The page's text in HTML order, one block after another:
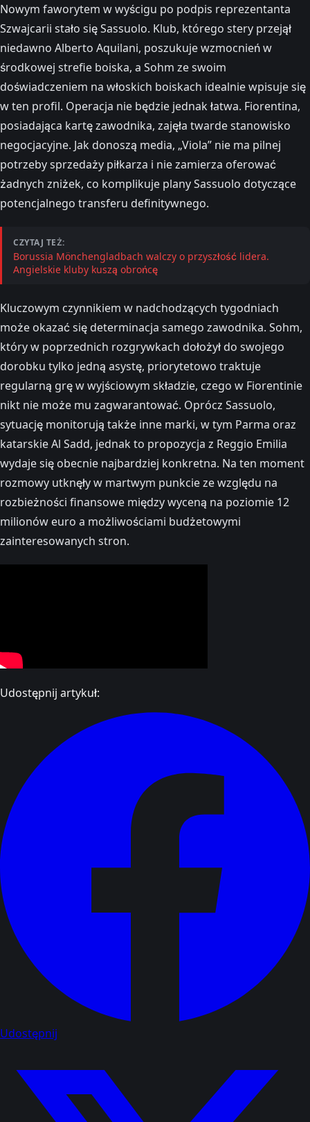
Nowym faworytem w wyścigu po podpis reprezentanta
Szwajcarii stało się Sassuolo. Klub, którego stery przejął
niedawno Alberto Aquilani, poszukuje wzmocnień w
środkowej strefie boiska, a Sohm ze swoim
doświadczeniem na włoskich boiskach idealnie wpisuje się
w ten profil. Operacja nie będzie jednak łatwa. Fiorentina,
posiadająca kartę zawodnika, zajęła twarde stanowisko
negocjacyjne. Jak donoszą media, „Viola” nie ma pilnej
potrzeby sprzedaży piłkarza i nie zamierza oferować
żadnych zniżek, co komplikuje plany Sassuolo dotyczące
potencjalnego transferu definitywnego.
CZYTAJ TEŻ:
Borussia Mönchengladbach walczy o przyszłość lidera.
Angielskie kluby kuszą obrońcę
Kluczowym czynnikiem w nadchodzących tygodniach
może okazać się determinacja samego zawodnika. Sohm,
który w poprzednich rozgrywkach dołożył do swojego
dorobku tylko jedną asystę, priorytetowo traktuje
regularną grę w wyjściowym składzie, czego w Fiorentinie
nikt nie może mu zagwarantować. Oprócz Sassuolo,
sytuację monitorują także inne marki, w tym Parma oraz
katarskie Al Sadd, jednak to propozycja z Reggio Emilia
wydaje się obecnie najbardziej konkretna. Na ten moment
rozmowy utknęły w martwym punkcie ze względu na
rozbieżności finansowe między wyceną na poziomie 12
milionów euro a możliwościami budżetowymi
zainteresowanych stron.
Udostępnij artykuł:
Udostępnij